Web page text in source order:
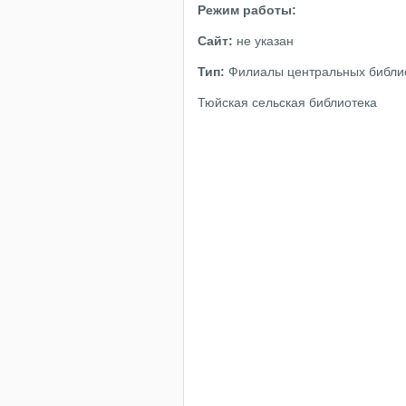
Режим работы:
Сайт: не указан
Тип: Филиалы центральных
Тюйская сельская библиотека